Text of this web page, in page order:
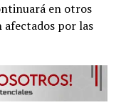
en otros
por las